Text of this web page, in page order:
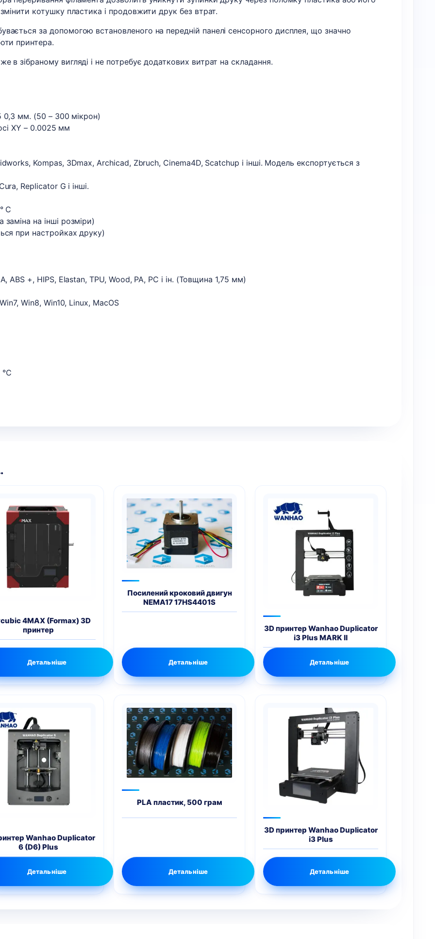
котушку пластика і продовжити друк без втрат.
за допомогою встановленого на передній панелі сенсорного дисплея, що значно
принтера.
в зібраному вигляді і не потребує додаткових витрат на складання.
0,3 мм. (50 – 300 мікрон)
XY – 0.0025 мм
Kompas, 3Dmax, Archicad, Zbruch, Cinema4D, Scatchup і інші. Модель експортується з
Replicator G і інші.
С
на інші розміри)
при настройках друку)
ABS +, HIPS, Elastan, TPU, Wood, PA, PC і ін. (Товщина 1,75 мм)
Win8, Win10, Linux, MacOS
℃
4MAX (Formax) 3D
принтер
Детальніше
Посилений кроковий двигун
NEMA17 17HS4401S
Детальніше
3D принтер Wanhao Duplicator
i3 Plus MARK II
Детальніше
Wanhao Duplicator
6 (D6) Plus
Детальніше
PLA пластик, 500 грам
Детальніше
3D принтер Wanhao Duplicator
i3 Plus
Детальніше